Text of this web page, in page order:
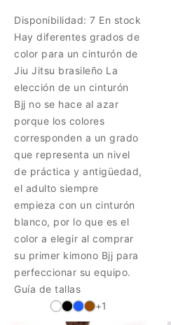
Disponibilidad: 7 En stock
Hay diferentes grados de
color para un cinturón de
Jiu Jitsu brasileño La
elección de un cinturón
Bjj no se hace al azar
porque los colores
corresponden a un grado
que representa un nivel
de práctica y antigüedad,
el adulto siempre
empieza con un cinturón
blanco, por lo que es el
color a elegir al comprar
su primer kimono Bjj para
perfeccionar su equipo.
Guía de tallas
+1